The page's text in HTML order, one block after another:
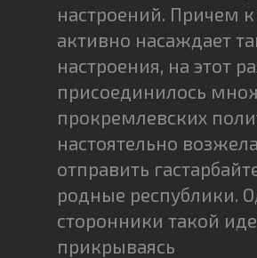
настроений. Причем
активно насаждает
настроения, на этот
присоединилось
прокремлевских
настоятельно
отправить
родные республики.
сторонники такой
прикрываясь